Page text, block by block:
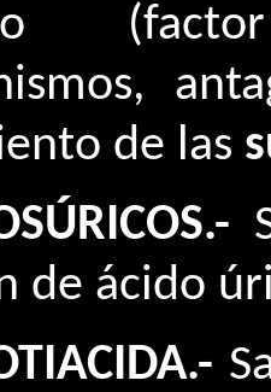
de las
de ácido